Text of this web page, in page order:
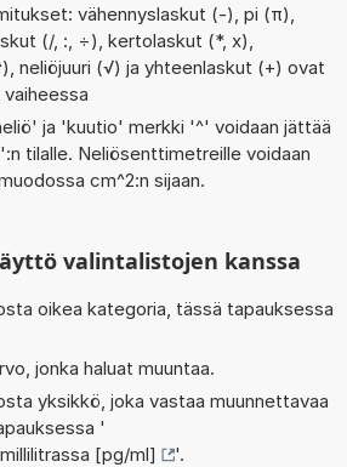
vähennyslaskut (-), pi (π),
(/, :, ÷), kertolaskut (*, x),
neliöjuuri (√) ja yhteenlaskut (+) ovat
ja 'kuutio' merkki '^' voidaan jättää
tilalle. Neliösenttimetreille voidaan
cm^2:n sijaan.
valintalistojen kanssa
oikea kategoria, tässä tapauksessa
jonka haluat muuntaa.
yksikkö, joka vastaa muunnettavaa
'
[pg/ml]
'.